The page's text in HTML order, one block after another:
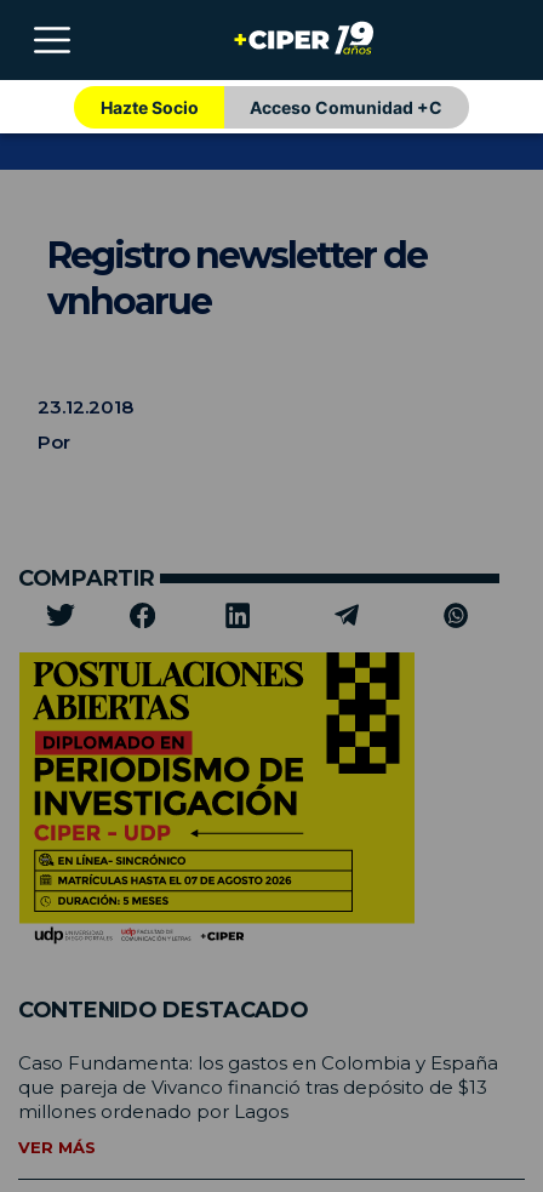
Hazte Socio Acceso Comunidad +C
Registro newsletter de
vnhoarue
23.12.2018
Por
COMPARTIR
CONTENIDO DESTACADO
Caso Fundamenta: los gastos en Colombia y España
que pareja de Vivanco financió tras depósito de $13
millones ordenado por Lagos
VER MÁS